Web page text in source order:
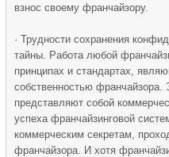
взнос своему франчайзору.
· Трудности сохранения
тайны. Работа любой
принципах и стандартах,
собственностью франчайзора.
представляют собой
успеха франчайзинговой
коммерческим секретам,
франчайзора. И хотя